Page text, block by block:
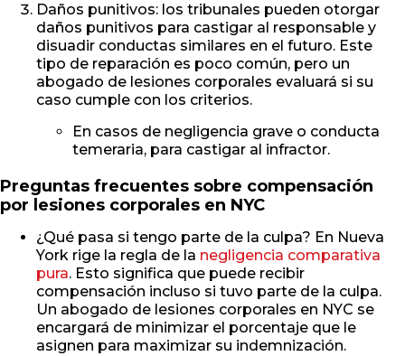
Daños punitivos: los tribunales pueden otorgar
daños punitivos para castigar al responsable y
disuadir conductas similares en el futuro. Este
tipo de reparación es poco común, pero un
abogado de lesiones corporales evaluará si su
caso cumple con los criterios.
En casos de negligencia grave o conducta
temeraria, para castigar al infractor.
Preguntas frecuentes sobre compensación
por lesiones corporales en NYC
¿Qué pasa si tengo parte de la culpa? En Nueva
York rige la regla de la negligencia comparativa
pura. Esto significa que puede recibir
compensación incluso si tuvo parte de la culpa.
Un abogado de lesiones corporales en NYC se
encargará de minimizar el porcentaje que le
asignen para maximizar su indemnización.